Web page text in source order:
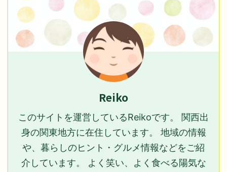
Reiko
このサイトを運営しているReikoです。 関西出
身の関東地方に在住しています。 地域の情報
や、暮らしのヒント・グルメ情報などをご紹
介しています。 よく笑い、よく食べる陽気な